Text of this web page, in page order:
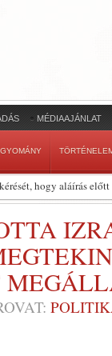
MÉDIAAJÁNLAT
hogy aláírás